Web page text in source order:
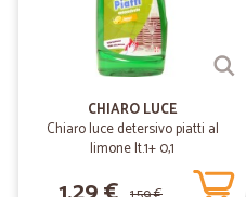
CHIARO LUCE
Chiaro luce detersivo piatti al
limone lt.1+ 0,1